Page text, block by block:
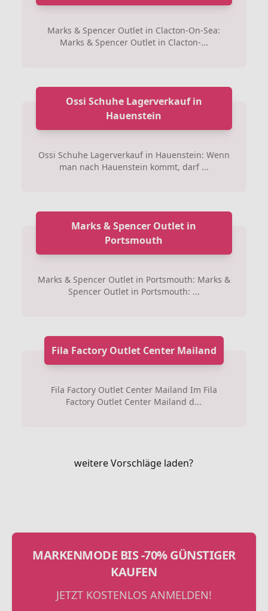
Marks & Spencer Outlet in Clacton-On-Sea:
Marks & Spencer Outlet in Clacton-...
Ossi Schuhe Lagerverkauf in
Hauenstein
Ossi Schuhe Lagerverkauf in Hauenstein: Wenn
man nach Hauenstein kommt, darf ...
Marks & Spencer Outlet in
Portsmouth
Marks & Spencer Outlet in Portsmouth: Marks &
Spencer Outlet in Portsmouth: ...
Fila Factory Outlet Center Mailand
Fila Factory Outlet Center Mailand Im Fila
Factory Outlet Center Mailand d...
weitere Vorschläge laden?
MARKENMODE BIS -70% GÜNSTIGER
KAUFEN
JETZT KOSTENLOS ANMELDEN!